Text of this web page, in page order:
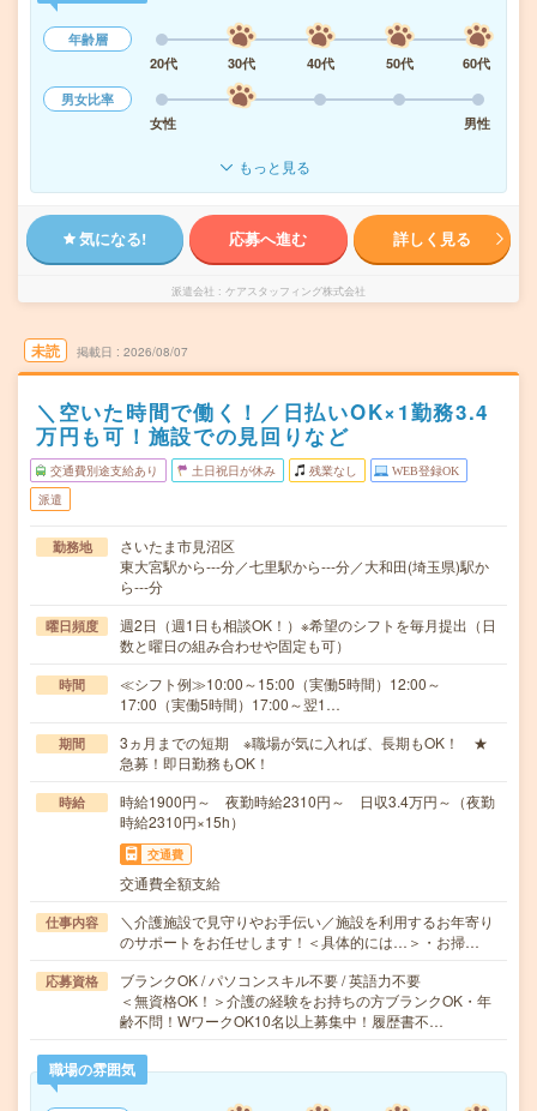
年齢層
20代
30代 40代 50代
60代
男女比率
女性
男性
もっと見る
気になる! 応募へ進む 詳しく見る
派遣会社 ケアスタッフィング株式会社
未読 掲載日 2026/08/07
＼空いた時間で働く！／日払いOK×1勤務3.4
万円も可！施設での見回りなど
交通費別途支給あり 土日祝日が休み 残業なし WEB登録OK
派遣
勤務地
さいたま市見沼区
東大宮駅から---分／七里駅から---分／大和田(埼玉県)駅か
ら---分
曜日頻度
週2日（週1日も相談OK！）※希望のシフトを毎月提出（日
数と曜日の組み合わせや固定も可）
時間
≪シフト例≫10:00～15:00（実働5時間）12:00～
17:00（実働5時間）17:00～翌1…
期間
3ヵ月までの短期 ※職場が気に入れば、長期もOK！ ★
急募！即日勤務もOK！
時給
時給1900円～ 夜勤時給2310円～ 日収3.4万円～（夜勤
時給2310円×15h）
交通費
交通費全額支給
仕事内容
＼介護施設で見守りやお手伝い／施設を利用するお年寄り
のサポートをお任せします！＜具体的には…＞・お掃…
応募資格
ブランクOK / パソコンスキル不要 / 英語力不要
＜無資格OK！＞介護の経験をお持ちの方ブランクOK・年
齢不問！WワークOK10名以上募集中！履歴書不…
職場の雰囲気